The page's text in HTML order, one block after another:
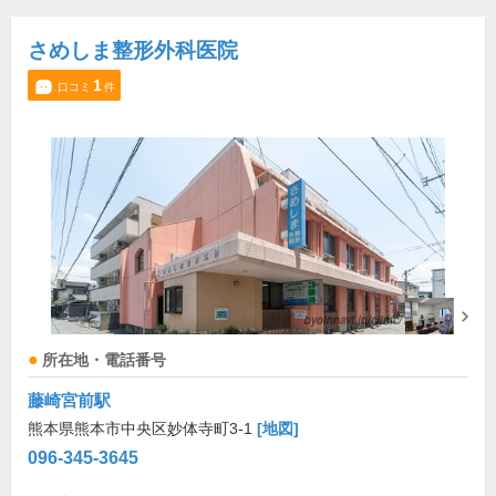
さめしま整形外科医院
口コミ 1件
所在地・電話番号
藤崎宮前駅
熊本県熊本市中央区妙体寺町3-1 [地図]
096-345-3645